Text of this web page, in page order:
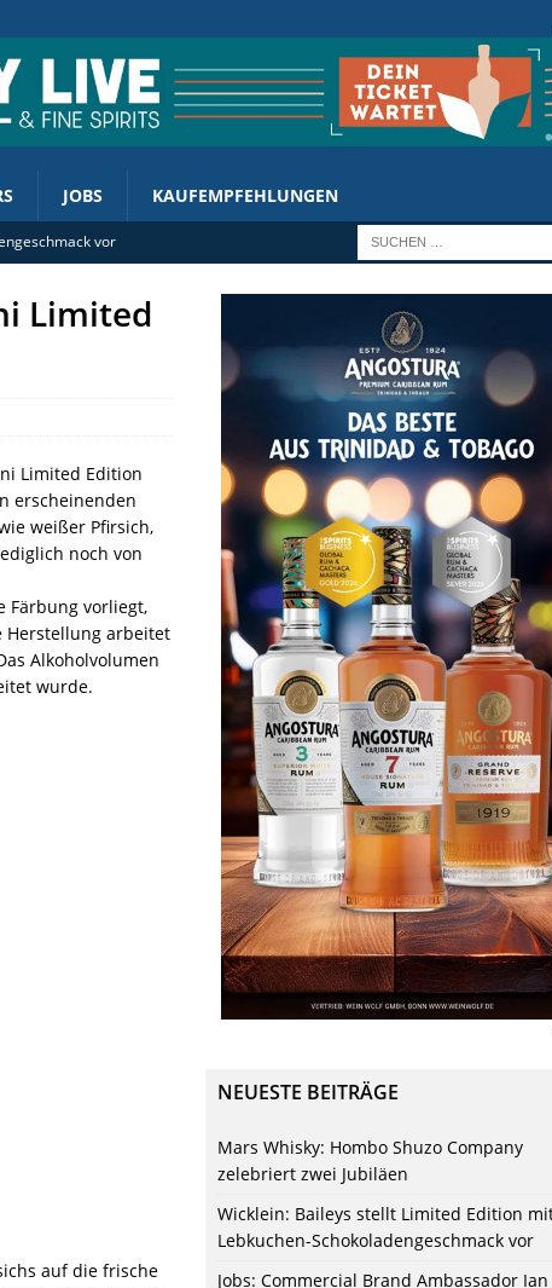
JOBS KAUFEMPFEHLUNGEN
vor
Limited
Limited Edition
erscheinenden
weißer Pfirsich,
noch von
Färbung vorliegt,
Herstellung arbeitet
Alkoholvolumen
wurde.
auf die frische
NEUESTE BEITRÄGE
Mars Whisky: Hombo Shuzo Company
zelebriert zwei Jubiläen
Wicklein: Baileys stellt Limited Edition
Lebkuchen-Schokoladengeschmack vor
Jobs: Commercial Brand Ambassador Ian